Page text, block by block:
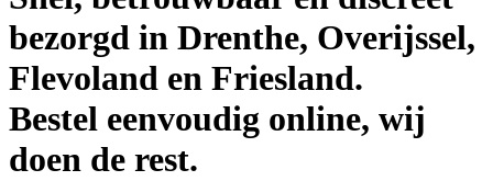
bezorgd in Drenthe, Overijssel,
Flevoland en Friesland.
Bestel eenvoudig online, wij
doen de rest.